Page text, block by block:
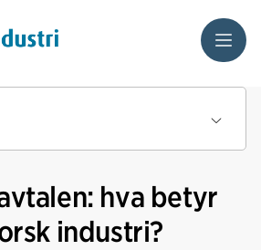
Meny
hva betyr
industri?